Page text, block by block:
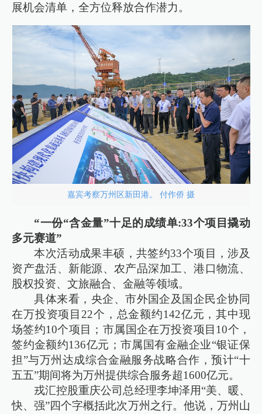
展机会清单，全方位释放合作潜力。
嘉宾考察万州区新田港。 付作侨 摄
“一份“含金量”十足的成绩单:33个项目撬动
多元赛道”
本次活动成果丰硕，共签约33个项目，涉及
资产盘活、新能源、农产品深加工、港口物流、
股权投资、文旅融合、金融等领域。
具体来看，央企、市外国企及国企民企协同
在万投资项目22个，总金额约142亿元，其中现
场签约10个项目；市属国企在万投资项目10个，
签约金额约136亿元；市属国有金融企业“银证保
担”与万州达成综合金融服务战略合作，预计“十
五五”期间将为万州提供综合服务超1600亿元。
戎汇控股重庆公司总经理李坤泽用“美、暖、
快、强”四个字概括此次万州之行。他说，万州山